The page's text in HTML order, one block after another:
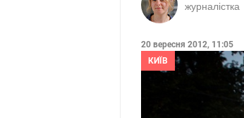
журналістка
20 вересня 2012, 11:05
КИЇВ